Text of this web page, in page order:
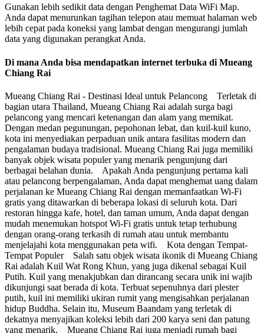
Gunakan lebih sedikit data dengan Penghemat Data WiFi Map.
Anda dapat menurunkan tagihan telepon atau memuat halaman web
lebih cepat pada koneksi yang lambat dengan mengurangi jumlah
data yang digunakan perangkat Anda.
Di mana Anda bisa mendapatkan internet terbuka di Mueang
Chiang Rai
Mueang Chiang Rai - Destinasi Ideal untuk Pelancong Terletak di
bagian utara Thailand, Mueang Chiang Rai adalah surga bagi
pelancong yang mencari ketenangan dan alam yang memikat.
Dengan medan pegunungan, pepohonan lebat, dan kuil-kuil kuno,
kota ini menyediakan perpaduan unik antara fasilitas modern dan
pengalaman budaya tradisional. Mueang Chiang Rai juga memiliki
banyak objek wisata populer yang menarik pengunjung dari
berbagai belahan dunia. Apakah Anda pengunjung pertama kali
atau pelancong berpengalaman, Anda dapat menghemat uang dalam
perjalanan ke Mueang Chiang Rai dengan memanfaatkan Wi-Fi
gratis yang ditawarkan di beberapa lokasi di seluruh kota. Dari
restoran hingga kafe, hotel, dan taman umum, Anda dapat dengan
mudah menemukan hotspot Wi-Fi gratis untuk tetap terhubung
dengan orang-orang terkasih di rumah atau untuk membantu
menjelajahi kota menggunakan peta wifi. Kota dengan Tempat-
Tempat Populer Salah satu objek wisata ikonik di Mueang Chiang
Rai adalah Kuil Wat Rong Khun, yang juga dikenal sebagai Kuil
Putih. Kuil yang menakjubkan dan dirancang secara unik ini wajib
dikunjungi saat berada di kota. Terbuat sepenuhnya dari plester
putih, kuil ini memiliki ukiran rumit yang mengisahkan perjalanan
hidup Buddha. Selain itu, Museum Baandam yang terletak di
dekatnya menyajikan koleksi lebih dari 200 karya seni dan patung
yang menarik. Mueang Chiang Rai juga menjadi rumah bagi